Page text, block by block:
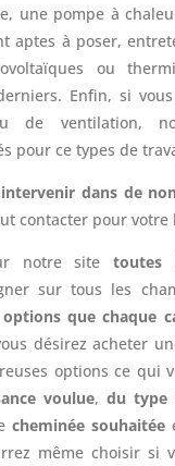
une pompe à
aptes à poser,
ou
Enfin, si
de ventilation,
pour ce types de
dans de
contacter pour
notre sitetoutes
sur tous les
que chaque
désirez acheter
options ce qui
voulue,du type
cheminée souhaitée
même choisir si